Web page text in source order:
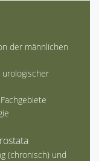
der männlichen
urologischer
(chronisch) und